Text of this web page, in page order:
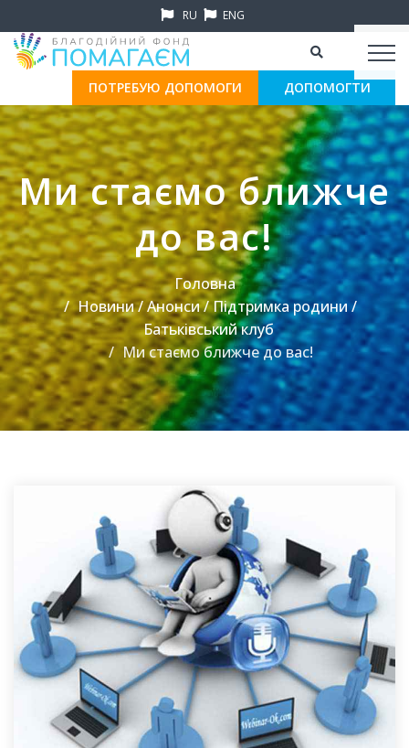
RU ENG
ПОТРЕБУЮ ДОПОМОГИ ДОПОМОГТИ
Ми стаємо ближче
до вас!
Головна
Новини / Анонси / Підтримка родини /
Батьківський клуб
Ми стаємо ближче до вас!